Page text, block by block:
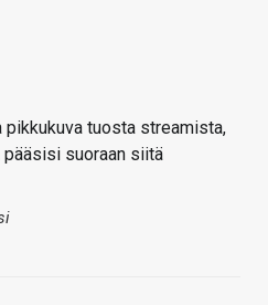
pikkukuva tuosta streamista,
pääsisi suoraan siitä